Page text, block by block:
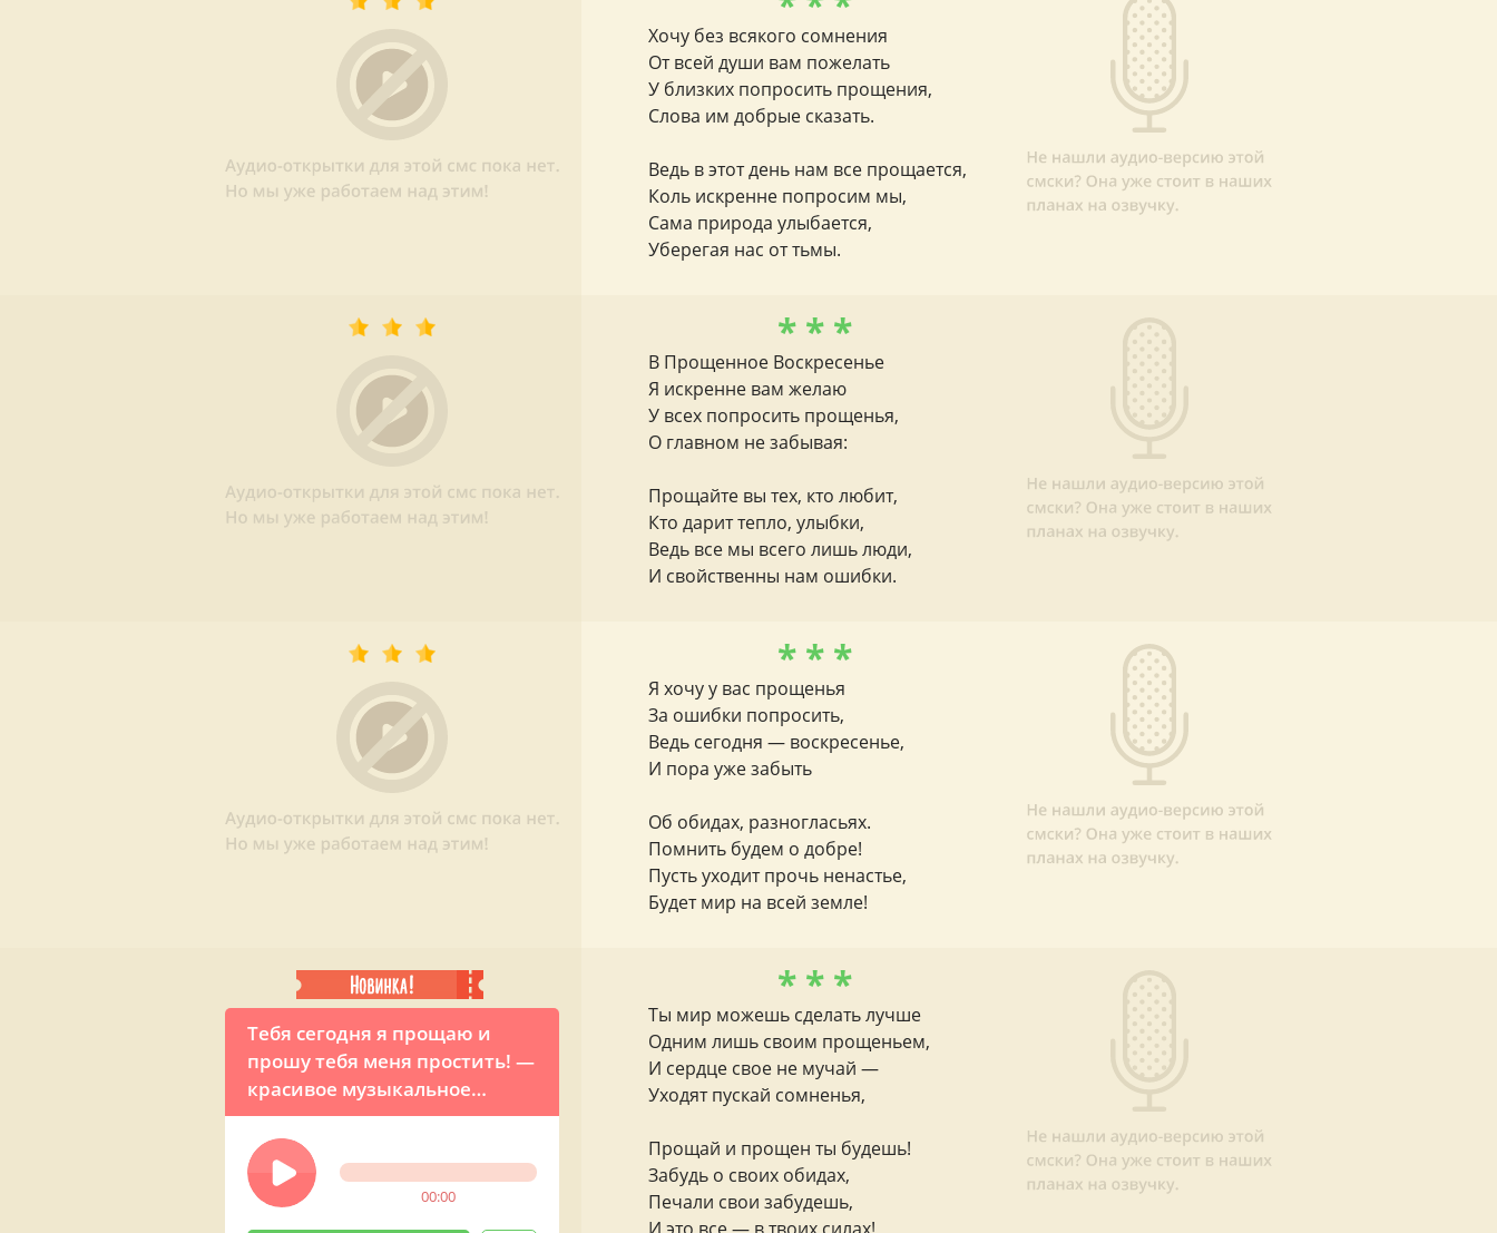
Хочу без всякого сомнения
От всей души вам пожелать
У близких попросить прощения,
Слова им добрые сказать.
Ведь в этот день нам все прощается,
Коль искренне попросим мы,
Сама природа улыбается,
Уберегая нас от тьмы.
* * *
В Прощенное Воскресенье
Я искренне вам желаю
У всех попросить прощенья,
О главном не забывая:
Прощайте вы тех, кто любит,
Кто дарит тепло, улыбки,
Ведь все мы всего лишь люди,
И свойственны нам ошибки.
* * *
Я хочу у вас прощенья
За ошибки попросить,
Ведь сегодня — воскресенье,
И пора уже забыть
Об обидах, разногласьях.
Помнить будем о добре!
Пусть уходит прочь ненастье,
Будет мир на всей земле!
Тебя сегодня я прощаю и
прошу тебя меня простить! —
красивое музыкальное
поздравление на Прощеное
воскресенье (жен. голос)
00:00
* * *
Ты мир можешь сделать лучше
Одним лишь своим прощеньем,
И сердце свое не мучай —
Уходят пускай сомненья,
Прощай и прощен ты будешь!
Забудь о своих обидах,
Печали свои забудешь,